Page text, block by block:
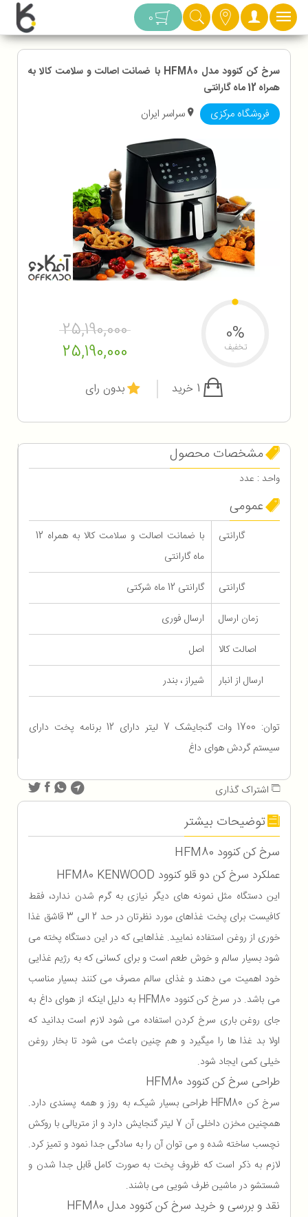
دسته بندی 0
سرخ کن کنوود مدل HFM80 با ضمانت اصالت و سلامت کالا به
همراه 12 ماه گارانتی
فروشگاه مرکزی سراسر ایران
25,190,000
25,190,000
0%
تخفیف
بدون رای
مشخصات محصول
واحد : عدد
عمومی
گارانتی
با ضمانت اصالت و سلامت کالا به همراه 12
ماه گارانتی
گارانتی
گارانتی 12 ماه شرکتی
زمان ارسال
ارسال فوری
اصالت کالا
اصل
ارسال از انبار
شیراز ، بندر
توان: 1700 وات گنجایشک 7 لیتر دارای 12 برنامه پخت دارای
سیستم گردش هوای داغ
اشتراک گذاری
توضیحات بیشتر
سرخ کن کنوود HFM80
عملکرد سرخ کن دو قلو کنوود HFM80 KENWOOD
این دستگاه مثل نمونه های دیگر نیازی به گرم شدن ندارد، فقط
کافیست برای پخت غذاهای مورد نظرتان در حد 2 الی 3 قاشق غذا
خوری از روغن استفاده نمایید. غذاهایی که در این دستگاه پخته می
شود بسیار سالم و خوش طعم است و برای کسانی که به رژیم غذایی
خود اهمیت می دهند و غذای سالم مصرف می کنند بسیار مناسب
می باشد. در سرخ کن کنوود HFM80 به دلیل اینکه از هوای داغ به
جای روغن باری سرخ کردن استفاده می شود لازم است بدانید که
اولا بد غذا ها را میگیرد و هم چنین باعث می شود تا بخار روغن
خیلی کمی ایجاد شود.
طراحی سرخ کن کنوود HFM80
سرخ کن HFM80 طراحی بسیار شیک، به روز و همه پسندی دارد.
همچنین مخزن داخلی آن 7 لیتر گنجایش دارد و از متریالی با روکش
نچسب ساخته شده و می توان آن را به سادگی جدا نمود و تمیز کرد.
لازم به ذکر است که ظروف پخت به صورت کامل قابل جدا شدن و
شستشو در ماشین ظرف شویی می باشند.
نقد و بررسی و خرید سرخ کن کنوود مدل HFM80